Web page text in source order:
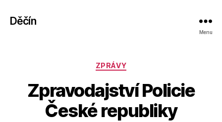
Děčín
Menu
Rubriky
ZPRÁVY
Zpravodajství Policie
České republiky
u
o